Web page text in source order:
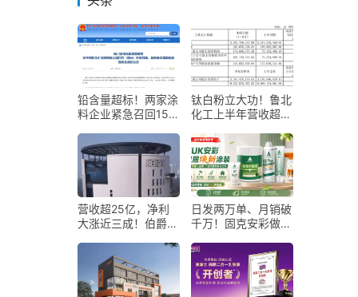
铅含量超标！两家涂
料企业紧急召回150
钛白粉立大功！鲁北
化工上半年营收超
119.46%
营收超25亿，净利
大涨近三成！伯爵涂
日发两万单、月销破
千万！固克安彩做对